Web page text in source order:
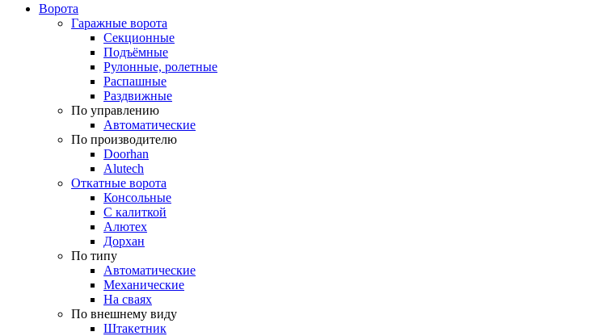
Ворота
Гаражные ворота
Секционные
Подъёмные
Рулонные, ролетные
Распашные
Раздвижные
По управлению
Автоматические
По производителю
Doorhan
Alutech
Откатные ворота
Консольные
С калиткой
Алютех
Дорхан
По типу
Автоматические
Механические
На сваях
По внешнему виду
Штакетник